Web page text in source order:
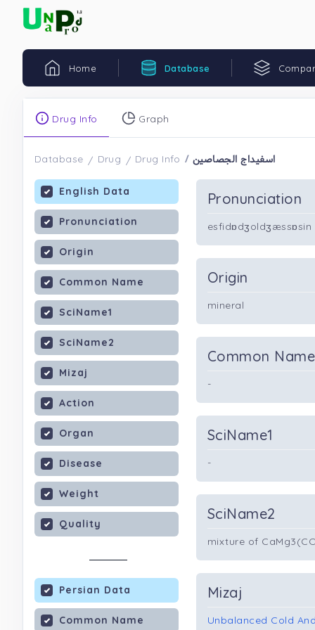
Home Database
Drug Info Graph
Database Drug Drug Info اسفیداج الجصاصین
English Data
Pronunciation
Origin
Common Name
SciName1
SciName2
Mizaj
Action
Organ
Disease
Weight
Quality
Persian Data
Common Name
Pronunciation
esfidɒdʒoldʒæssɒsin
Origin
mineral
Common Name
-
SciName1
-
SciName2
mixture of
Mizaj
Unbalanced Cold